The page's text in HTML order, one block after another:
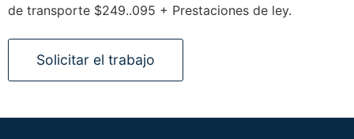
de transporte $249..095 + Prestaciones de ley.